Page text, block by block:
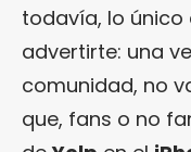
todavía, lo
advertirte: una
comunidad, no
que, fans o no